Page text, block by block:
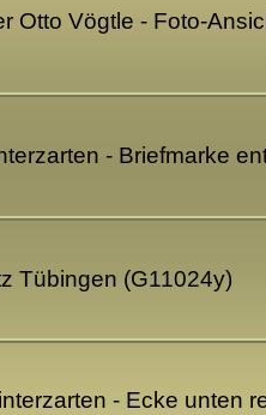
Otto Vögtle - Foto-
- Briefmarke
Tübingen (G11024y)
- Ecke unten